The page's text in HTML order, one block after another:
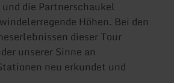
die Partnerschaukel
Höhen. Bei den
dieser Tour
unserer Sinne an
neu erkundet und